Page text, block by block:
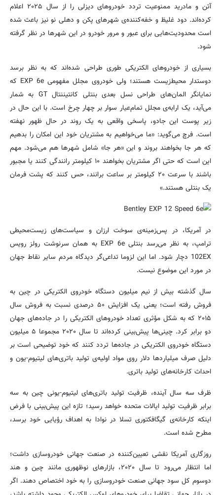
آتن و مادرید ممنوعیت تردد خودروهای دیزلی را از سال ۲۰۲۵ اعلام
کرده‌اند. دود غلیظ و خفه‌کننده‌ی شهرهای پکن و دهلی نو نیز باعث شده
است محدودیت‌هایی برای عبور و مرور خودرو در این شهرها در نظر گرفته
شود.
بسیاری از خودروهای الکتریکی طوری طراحی شده‌اند که به نظر برسد
دوستدار محیط‌زیست هستند؛ ولی خودروی مجلل مفهومی EXP 6e
که
نمایانگر المان‌های طراحی نسل بعدی بنتلی کانتیننتال
GT به شمار
می‌آید، یک ارابه‌ی مجلل تمام‌عیار سوار بر چهار چرخ است. با این حال در
زیر پوست این جادو، پاسخی واقعی به یک روند در حال ظهور نهفته
است. فرچ می‌گوید: «ما می‌خواهیم به مشتریان خود این امکان را بدهیم
که هر جا بخواهند بروند و این «هر جا» شامل شهرها هم می‌شود. مهم
این است که حتی اگرمشتریان
بخواهند ۱۰ کیلومتر رانندگی کنند یا مجبور
باشند با سرعت ۲۰ کیلومتر بر ساعت برانند، حس کنند که پشت فرمان
یک بنتلی هستند.»
در آمریکا، در پس‌زمینه‌ی سوخت ارزان و سیاست‌های زیست‌محیطی
ترامپ، به نظر می‌رسد بنتلی EXP 6e به همان سرنوشت رولز رویس
102EX دچار شود. اما این لزوما تداعی‌گر دیدگاه مردم سایر نقاط جهان
در مورد این موضوع نیست.
سال گذشته بیش از نیم میلیون دستگاه خودروی الکتریکی در چین به
فروش رفته است؛ یعنی یک افزایش ۵۰ درصدی نسبت به فروش سال
۲۰۱۵ که به شکل مؤثری تعداد خودروهای الکتریکی را در جاده‌های جهان
دو برابر کرد. چینی‌ها پیش‌بینی کرده‌اند تا سال ۲۰۲۰ مجموعا ۵ میلیون
دستگاه خودروی الکتریکی در جاده‌ها تردد کنند که خود توضیحی است بر
دلیل صرف میلیاردها دلار روی مواد اولیه‌ی تولید باتری‌های لیتیوم-یون و
احداث کارخانه‌های تولید باتری.
ظرف سه سال آینده، ظرفیت تولید باتری‌های لیتیوم-یونی چین به سه
برابر ظرفیت تولید ایالات متحده خواهد رسید؛ تازه این پیش‌بینی با فرض
اینکه کارخانه‌ی گیگافکتوری تسلا در نوادا به اهداف رؤیایی خود برسد،
مطرح شده است.
روزگاری آمریکا نقشی تعیین‌کننده در صنعت جهانی خودروسازی داشت؛
اما انتظار می‌رود تا سال ۲۰۲۰، بازارهای نوظهوری مانند چین و هند
دوسوم کل سود جهانی صنعت خودروسازی را به خود اختصاص دهند. اگر